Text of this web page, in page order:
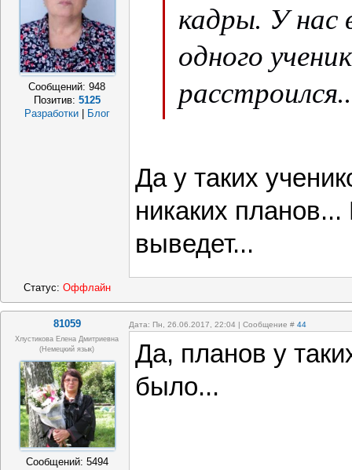
Сообщений:948
Позитив: 5125
Разработки
Блог
кадры. У нас
одного
Да у таких
никаких планов...
выведет...
Статус: Оффлайн
81059 Дата: Пн, 26.06.2017, 22:04 | Сообщение # 44
Хлустикова Елена Дмитриевна
(немецкий язык)
Сообщений: 5494
Да, планов у
было...